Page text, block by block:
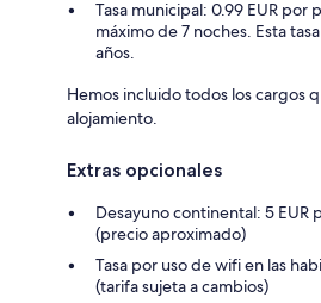
Tasa municipal: 0.99 EUR por
máximo de 7 noches. Esta
años.
Hemos incluido todos los cargos
alojamiento.
Extras opcionales
Desayuno continental: 5 EUR
(precio aproximado)
Tasa por uso de wifi en las
(tarifa sujeta a cambios)